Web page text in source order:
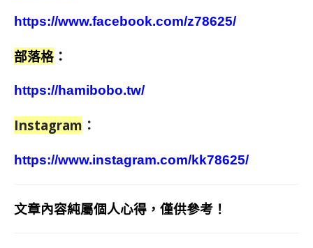
https://www.facebook.com/z78625/
部落格 ：
https://hamibobo.tw/
Instagram ：
https://www.instagram.com/kk78625/
文章內容純屬個人心得，僅供參考！